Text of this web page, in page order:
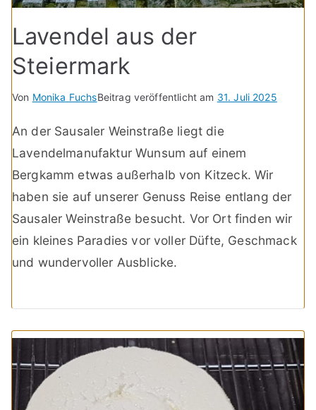
Lavendel aus der
Steiermark
Von Monika FuchsBeitrag veröffentlicht am 31. Juli 2025
An der Sausaler Weinstraße liegt die
Lavendelmanufaktur Wunsum auf einem
Bergkamm etwas außerhalb von Kitzeck. Wir
haben sie auf unserer Genuss Reise entlang der
Sausaler Weinstraße besucht. Vor Ort finden wir
ein kleines Paradies vor voller Düfte, Geschmack
und wundervoller Ausblicke.